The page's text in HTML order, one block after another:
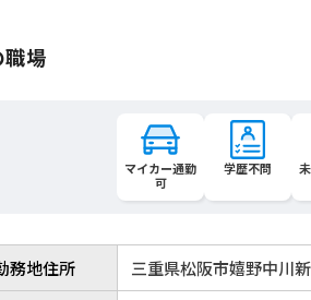
場
マイカー通勤
可
学歴不問
務地住所
三重県松阪市嬉野中川